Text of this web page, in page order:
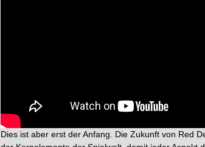
Dies ist aber erst der Anfang. Die Zukunft von Red